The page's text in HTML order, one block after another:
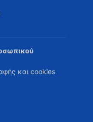
και cookies